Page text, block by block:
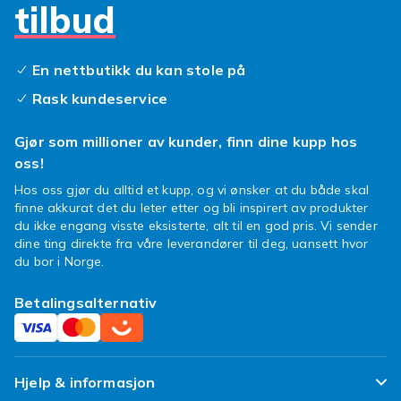
Deksler med funksjoner
kan få enda mer? Velg da et iPhone 15-deksel
lommebokfunksjoner for å gi ekstra
trenger på ett sted – praktisk, ikke sant?
Enten du prioriterer stil, beskyttelse eller en
kombinasjon av begge deler, finner du det
perfekte iPhone 15-dekselet hos Fyndiq.
Utforsk utvalget vårt og finn dekselet som
passer din personlighet og livsstil. Benytt
anledningen til å kjøpe en
mobilen din, eller hvorfor ikke sjekke ut vårt
andre kuletilbehør
investeringen din med stil og gjør iPhone 15 til
en enda mer personlig forlengelse av deg selv!
tilbud
En nettbutikk du kan stole på
Rask kundeservice
Gjør som millioner av kunder, finn dine kupp hos
oss!
Hos oss gjør du alltid et kupp, og vi ønsker at du både skal
finne akkurat det du leter etter og bli inspirert av produkter
du ikke engang visste eksisterte, alt til en god pris. Vi sender
dine ting direkte fra våre leverandører til deg, uansett hvor
du bor i Norge.
Betalingsalternativ
Hjelp & informasjon